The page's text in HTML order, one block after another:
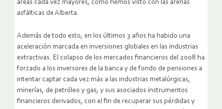
áreas cada vez mayores, como hemos visto con las arenas
asfálticas de Alberta.
Además de todo esto, en los últimos 3 años ha habido una
aceleración marcada en inversiones globales en las industrias
extractivas. El colapso de los mercados financieros del 2008 ha
forzado a los inversores de la banca y de fondo de pensiones a
intentar captar cada vez más a las industrias metalúrgicas,
minerías, de petróleo y gas; y sus asociados instrumentos
financieros derivados, con el fin de recuperar sus pérdidas y